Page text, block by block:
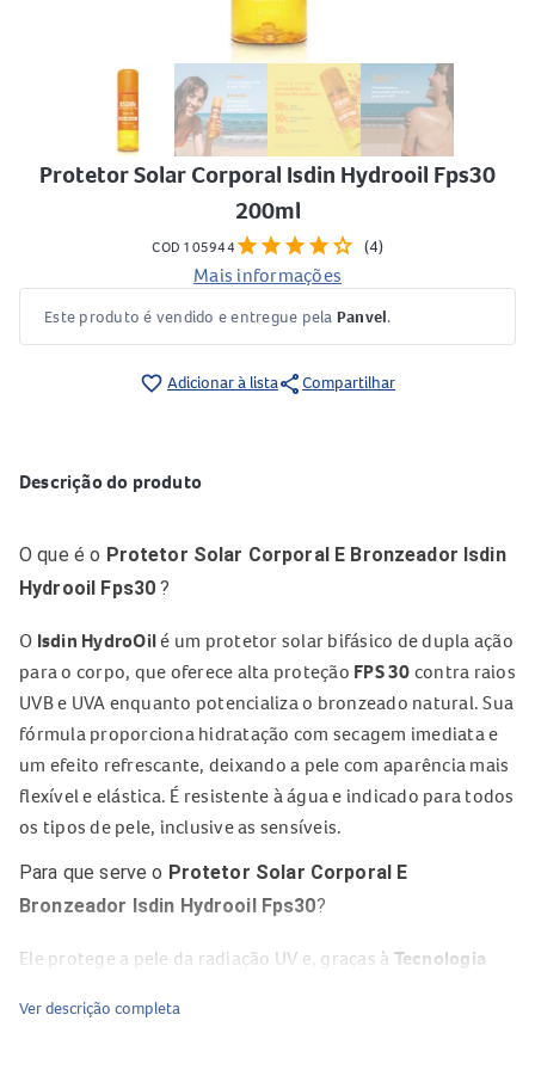
Protetor Solar Corporal Isdin Hydrooil Fps30
200ml
COD 105944 starstarstarstarstar (4)
Mais informações
Este produto é vendido e entregue pela Panvel.
favorite_border Adicionar à listashareCompartilhar
Descrição do produto
O que é o Protetor Solar Corporal E Bronzeador Isdin
Hydrooil Fps30?
O Isdin HydroOilé um protetor solar bifásico de dupla ação
para o corpo, que oferece alta proteção FPS 30 contra raios
UVB e UVA enquanto potencializa o bronzeado natural. Sua
fórmula proporciona hidratação com secagem imediata e
um efeito refrescante, deixando a pele com aparência mais
flexível e elástica. É resistente à água e indicado para todos
os tipos de pele, inclusive as sensíveis.
Para que serve o Protetor Solar Corporal E
Bronzeador Isdin Hydrooil Fps30?
Ele protege a pele da radiação UV e, graças à Tecnologia
Além de proteger, ajuda a manter a pele hidratada,
Ver descrição completa